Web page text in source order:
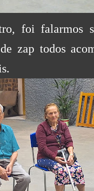
foi falarmos
zap todos